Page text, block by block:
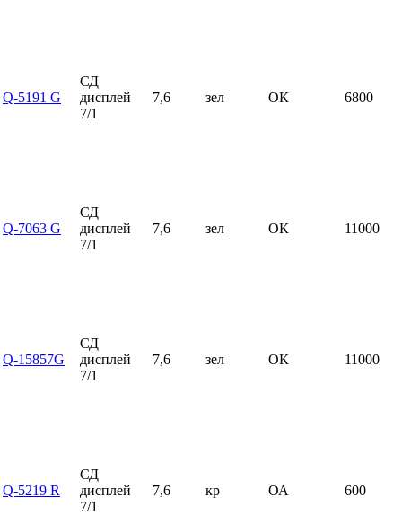
Q-5191 G
СД
дисплей
7/1
7,6 зел ОК 6800
Q-7063 G
СД
дисплей
7/1
7,6 зел ОК 11000
Q-15857G
СД
дисплей
7/1
7,6 зел ОК 11000
Q-5219 R
СД
дисплей
7/1
7,6 кр ОА 600